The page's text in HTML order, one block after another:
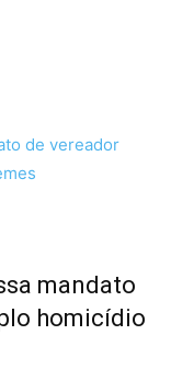
mandato
homicídio